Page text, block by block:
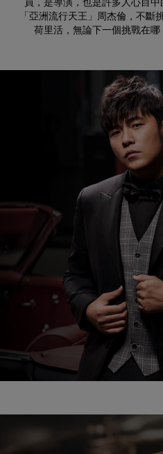
「亞洲流行天王」周杰倫，不斷
荷里活，無論下一個挑戰在哪